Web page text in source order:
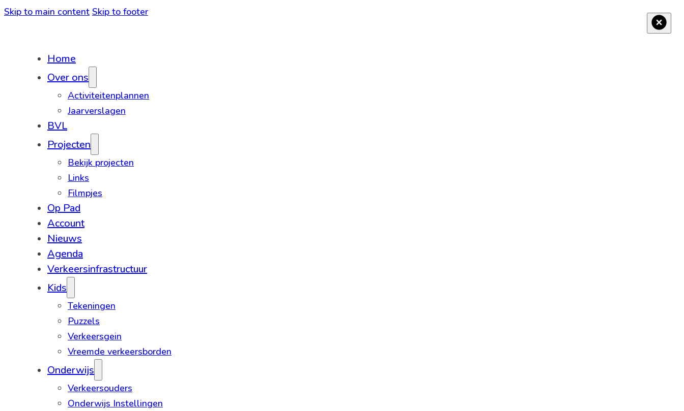
Skip to main content Skip to footer
Home
Over ons
Activiteitenplannen
Jaarverslagen
BVL
Projecten
Bekijk projecten
Links
Filmpjes
Op Pad
Account
Nieuws
Agenda
Verkeersinfrastructuur
Kids
Tekeningen
Puzzels
Verkeersgein
Vreemde verkeersborden
Onderwijs
Verkeersouders
Onderwijs Instellingen